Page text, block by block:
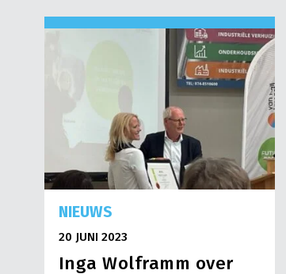
NIEUWS
20 JUNI 2023
Inga Wolframm over